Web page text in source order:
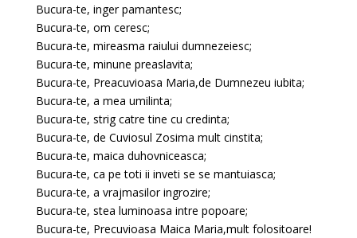
Bucura-te, inger pamantesc;
Bucura-te, om ceresc;
Bucura-te, mireasma raiului dumnezeiesc;
Bucura-te, minune preaslavita;
Bucura-te, Preacuvioasa Maria,de Dumnezeu iubita;
Bucura-te, a mea umilinta;
Bucura-te, strig catre tine cu credinta;
Bucura-te, de Cuviosul Zosima mult cinstita;
Bucura-te, maica duhovniceasca;
Bucura-te, ca pe toti ii inveti se se mantuiasca;
Bucura-te, a vrajmasilor ingrozire;
Bucura-te, stea luminoasa intre popoare;
Bucura-te, Precuvioasa Maica Maria,mult folositoare!